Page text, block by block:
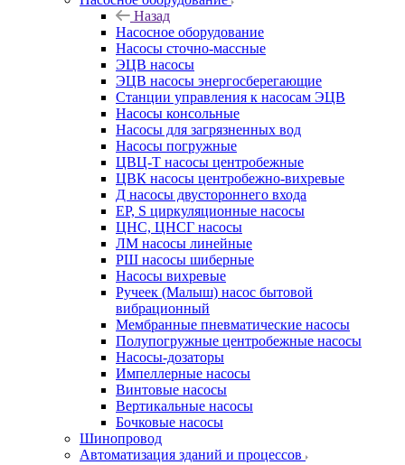
Назад
Насосное оборудование
Насосы сточно-массные
ЭЦВ насосы
ЭЦВ насосы энергосберегающие
Станции управления к насосам ЭЦВ
Насосы консольные
Насосы для загрязненных вод
Насосы погружные
ЦВЦ-Т насосы центробежные
ЦВК насосы центробежно-вихревые
Д насосы двустороннего входа
EP, S циркуляционные насосы
ЦНС, ЦНСГ насосы
ЛМ насосы линейные
РШ насосы шиберные
Насосы вихревые
Ручеек (Малыш) насос бытовой
вибрационный
Мембранные пневматические насосы
Полупогружные центробежные насосы
Насосы-дозаторы
Импеллерные насосы
Винтовые насосы
Вертикальные насосы
Бочковые насосы
Шинопровод
Автоматизация зданий и процессов